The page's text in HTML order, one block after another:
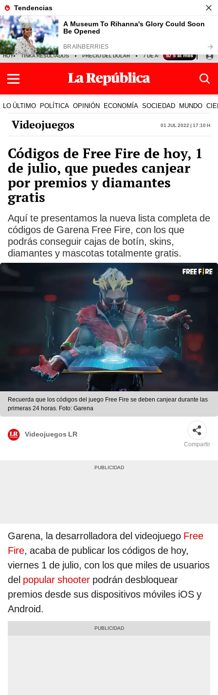
HOY TINKA RESULTADOS PRECIO DEL DÓLAR 7 DE AGOSTO OLLANTA
LO ÚLTIMO POLÍTICA OPINIÓN ECONOMÍA SOCIEDAD MUNDO
Videojuegos 01 Jul 2022 | 17:10 h
Códigos de Free Fire de hoy, 1
de julio, que puedes canjear
por premios y diamantes
gratis
Aquí te presentamos la nueva lista completa de
códigos de Garena Free Fire, con los que
podrás conseguir cajas de botín, skins,
diamantes y mascotas totalmente gratis.
Recuerda que los códigos del juego Free Fire se deben canjear durante las
primeras 24 horas. Foto: Garena
Videojuegos LR
Compartir
Garena, la desarrolladora del videojuego Free
Fire, acaba de publicar los códigos de hoy,
viernes 1 de julio, con los que miles de usuarios
del popular shooter podrán desbloquear
premios desde sus dispositivos móviles iOS y
Android.